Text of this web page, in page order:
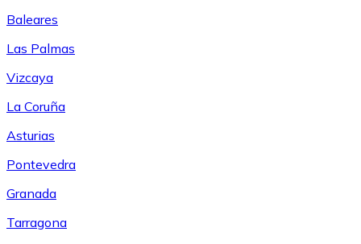
Baleares
Las Palmas
Vizcaya
La Coruña
Asturias
Pontevedra
Granada
Tarragona